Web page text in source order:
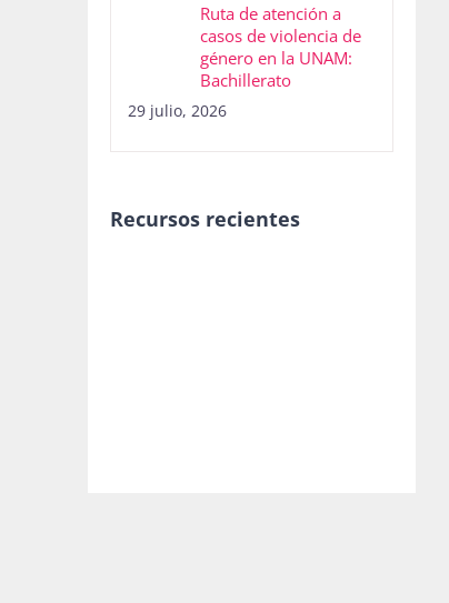
Ruta de atención a
casos de violencia de
género en la UNAM:
Bachillerato
29 julio, 2026
Recursos recientes